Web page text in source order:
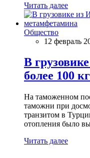
Читать далее
Общество
12 февраль
В
более 100
На таможенном
таможни при
транзитом в
отопления было
Читать далее